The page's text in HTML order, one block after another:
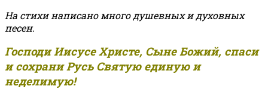
На стихи написано много душевных и духовных
песен.
Господи Иисусе Христе, Сыне Божий, спаси
и сохрани Русь Святую единую и
неделимую!